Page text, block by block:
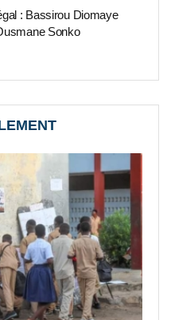
: Bassirou Diomaye
Sonko